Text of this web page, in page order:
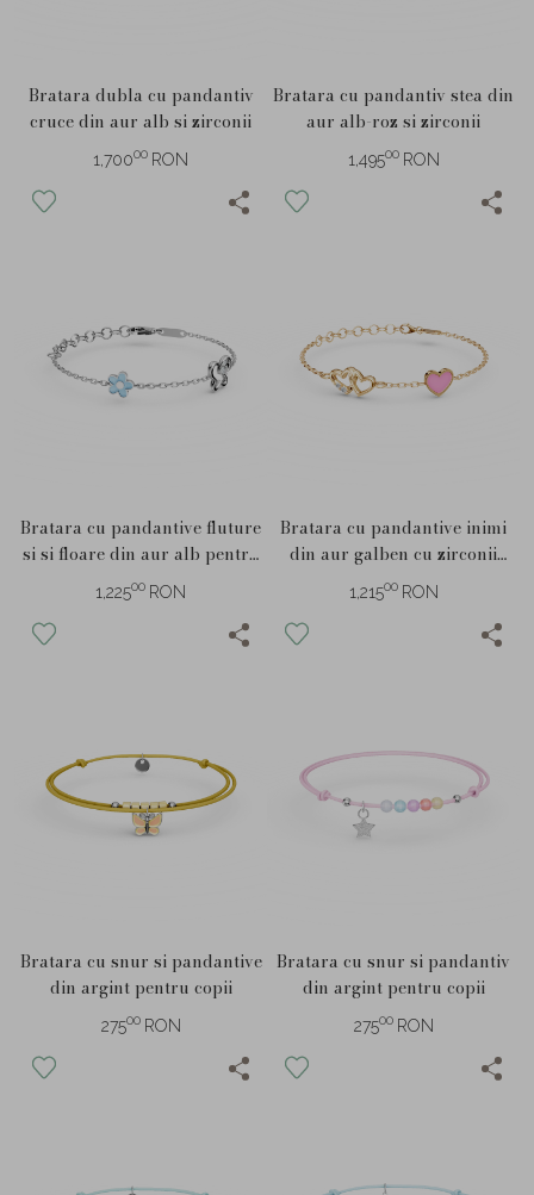
Bratara dubla cu pandantiv
cruce din aur alb si zirconii
1,70000 RON
Bratara cu pandantiv stea din
aur alb-roz si zirconii
1,49500 RON
Bratara cu pandantive fluture
si si floare din aur alb pentru
copii
1,22500 RON
Bratara cu pandantive inimi
din aur galben cu zirconii
pentru copii
1,21500 RON
Bratara cu snur si pandantive
din argint pentru copii
27500 RON
Bratara cu snur si pandantiv
din argint pentru copii
27500 RON